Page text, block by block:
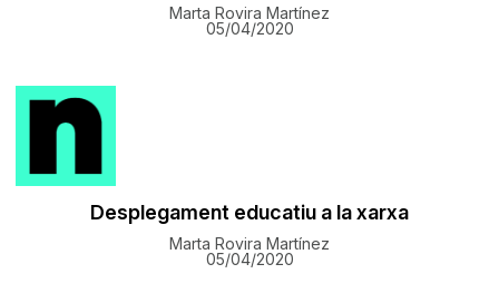
Marta Rovira Martínez
05/04/2020
Desplegament educatiu a la xarxa
Marta Rovira Martínez
05/04/2020